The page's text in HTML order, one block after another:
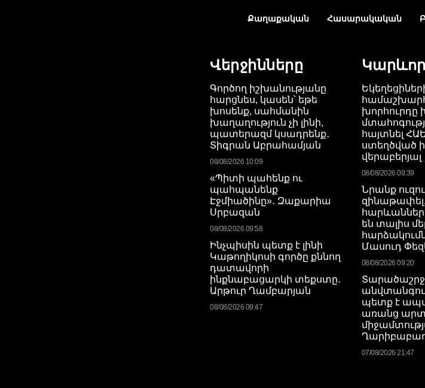
Քաղաքական Հասարակական
Վերջինները
Գործող իշխանությանը
հարցնես, կասեն՝ եթե
խոսենք, սահմանին
խաղաղություն չի լինի,
պատերազմ կսադրենք․
Տիգրան Աբրահամյան
08/08/2026 10:09
«Պիտի պահենք ու
պահպանենք
Էջմիածինը»․ Զաքարիա
Սրբազան
08/08/2026 09:58
Ինչպիսին պետք է լինի
Կաթողիկոսի գործը քննող
դատավորի
ինքնաբացարկի տեքստը․
Արթուր Ղամբարյան
08/08/2026 09:47
Կարևոր
խորհուրդը
հայտնել
ստեղծված
վերաբերյալ
08/08/2026 09:39
Նրանք
են տալիս
Մասուդ
08/08/2026 09:20
պետք է
առանց
07/08/2026 21:47